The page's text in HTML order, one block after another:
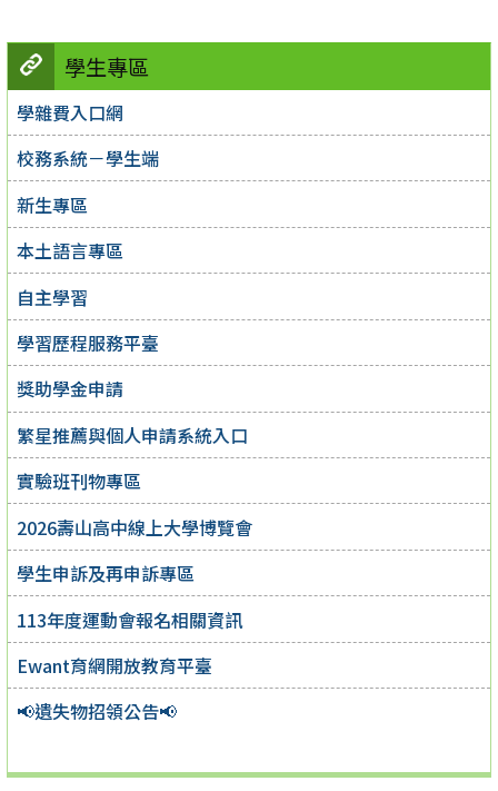
學生專區
學雜費入口網
校務系統－學生端
新生專區
本土語言專區
自主學習
學習歷程服務平臺
獎助學金申請
繁星推薦與個人申請系統入口
實驗班刊物專區
2026壽山高中線上大學博覽會
學生申訴及再申訴專區
113年度運動會報名相關資訊
Ewant育網開放教育平臺
📢遺失物招領公告📢